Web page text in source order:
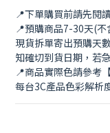
📍下單購買前請先閱
📍預購商品7-30天(
現貨拆單寄出預購天
知確切到貨日期，若
📍商品實際色請參考
每台3C產品色彩解析